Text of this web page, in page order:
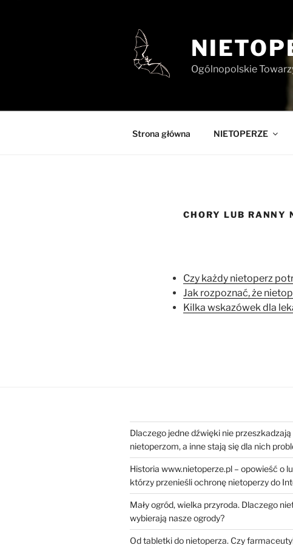
Ogólnopolskie
Strona główna NIETOPERZE
CHORY LUB RANNY
Czy każdy nietoperz
Jak rozpoznać, że
Kilka wskazówek dla
Dlaczego jedne dźwięki nie przeszkadzają
nietoperzom, a inne stają się dla nich
Historia www.nietoperze.pl – opowieść o
którzy przenieśli ochronę nietoperzy do
Mały ogród, wielka przyroda. Dlaczego
wybierają nasze ogrody?
Od tabletki do nietoperza. Czy